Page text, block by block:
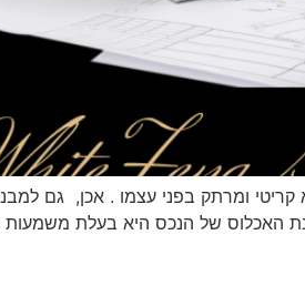
קריטי ומרתק בפני עצמו . אכן, גם
האכלוס של הנכס היא בעלת